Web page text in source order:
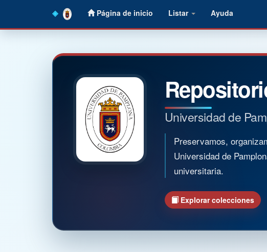
Página de inicio Listar Ayuda
Universidad de
Preservamos,
Universidad de
universitaria.
Explorar colecciones